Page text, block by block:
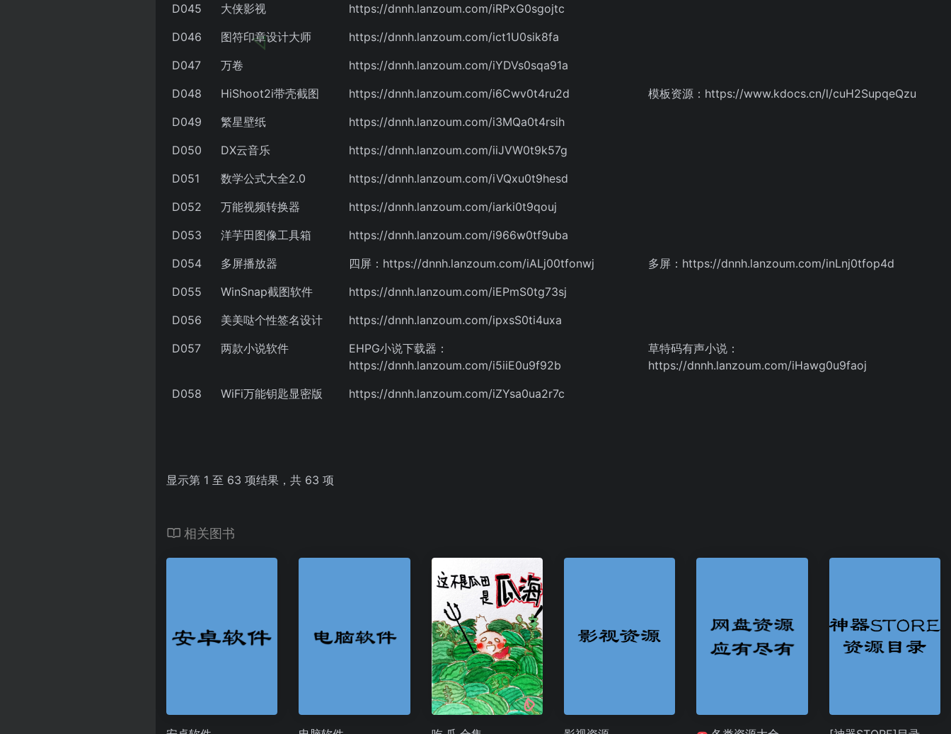
D045
大侠影视
https://dnnh.lanzoum.com/iRPxG0sgojtc
D046
图符印章设计大师
https://dnnh.lanzoum.com/ict1U0sik8fa
D047
万卷
https://dnnh.lanzoum.com/iYDVs0sqa91a
D048
HiShoot2i带壳截图 https://dnnh.lanzoum.com/i6Cwv0t4ru2d
模板资源：https://www.kdocs.cn/l/cuH2SupqeQzu
D049
繁星壁纸
https://dnnh.lanzoum.com/i3MQa0t4rsih
D050
DX云音乐
https://dnnh.lanzoum.com/iiJVW0t9k57g
D051
数学公式大全2.0
https://dnnh.lanzoum.com/iVQxu0t9hesd
D052
万能视频转换器
https://dnnh.lanzoum.com/iarki0t9qouj
D053
洋芋田图像工具箱
https://dnnh.lanzoum.com/i966w0tf9uba
D054
多屏播放器 四屏：https://dnnh.lanzoum.com/iALj00tfonwj
多屏：https://dnnh.lanzoum.com/inLnj0tfop4d
D055
WinSnap截图软件
https://dnnh.lanzoum.com/iEPmS0tg73sj
D056
美美哒个性签名设计
https://dnnh.lanzoum.com/ipxsS0ti4uxa
D057
两款小说软件
EHPG小说下载器：
https://dnnh.lanzoum.com/i5iiE0u9f92b
草特码有声小说：
https://dnnh.lanzoum.com/iHawg0u9faoj
D058
WiFi万能钥匙显密版 https://dnnh.lanzoum.com/iZYsa0ua2r7c
显示第 1 至 63 项结果，共 63 项
相关图书